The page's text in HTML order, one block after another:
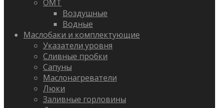
OMT
Воздушные
Водные
Маслобаки и комплектующие
Указатели уровня
Сливные пробки
Сапуны
Маслонагреватели
Люки
Заливные горловины